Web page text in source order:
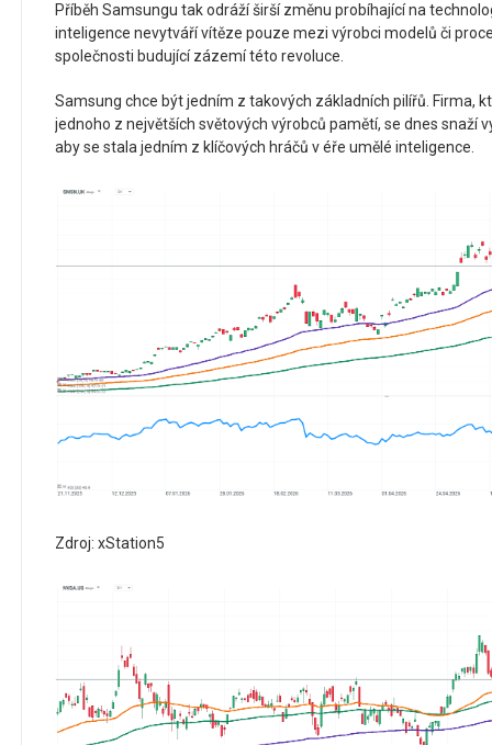
Příběh Samsungu tak odráží širší změnu probíhající na
inteligence nevytváří vítěze pouze mezi výrobci modelů či
společnosti budující zázemí této revoluce.
Samsung chce být jedním z takových základních pilířů. Firma,
jednoho z největších světových výrobců pamětí, se dnes snaží
aby se stala jedním z klíčových hráčů v éře umělé inteligence.
Zdroj: xStation5